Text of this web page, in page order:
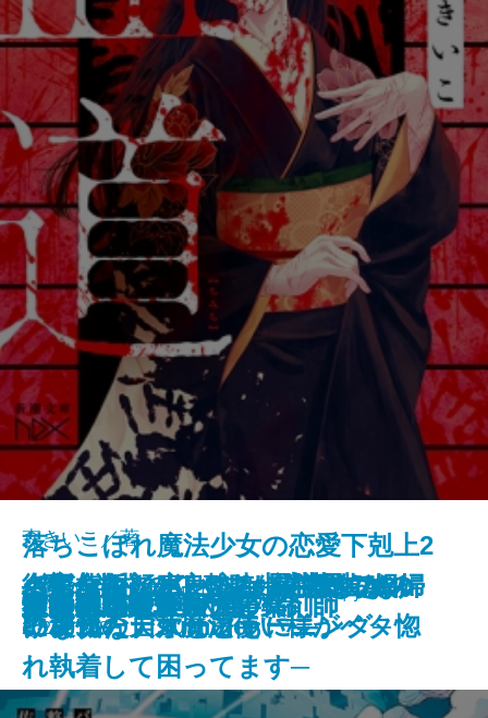
さよならの言い方なんて知らな
い。11
龍ノ国幻想9 天恵の命
神と王1 亡国の書
人魚屋敷の殺人
その他の危険
〈完全版〉JKハルは異世界で娼婦
になった summer
人喰いパンダ殺人事件
聖女が、壺
龍の隠し子 幽世の薬剤師
血道
森きいこ／著
新潮文庫nex 978-4-10-180331-9 737円
2026/05/28
バイ・タイム─整時士佐藤スバル
の哀切─
落ちこぼれ魔法少女の恋愛下剋上2
─魔法学校のワケあり劣等生なの
に稀代の天才魔法使い様がベタ惚
れ執着して困ってます─
街角ハルシネーション─探偵AIの
リアル・ディープラーニング─
〈完全版〉JKハルは異世界で娼婦
になった
聖女の、遺産
重力アルケミック
最後の魔法
文豪の花嫁
名探偵の顔が良い2―謎解きはジ
ャンクな自炊とともに―
猫の神隠し 幽世の薬剤師